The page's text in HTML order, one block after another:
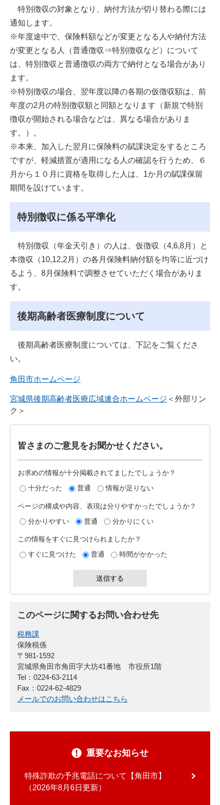
特別徴収の対象となり、納付方法が切り替わる際には
通知します。
※年度途中で、保険料額などが変更となる人や納付方法
が変更となる人（普通徴収⇒特別徴収など）について
は、特別徴収と普通徴収の両方で納付となる場合があり
ます。
※特別徴収の場合、翌年度以降の各期の仮徴収額は、前
年度の2月の特別徴収額と同額となります（新規で特別
徴収が開始される場合などは、異なる場合がありま
す。）。
※本来、加入した翌月に保険料の賦課決定をするところ
ですが、軽減措置が適用になる人の確認を行うため、６
月から１０月に資格を取得した人は、1か月の賦課保留
期間を設けています。
特別徴収に係る平準化
特別徴収（年金天引き）の人は、仮徴収（4,6,8月）と
本徴収（10,12,2月）の各月保険料納付額を均等に近づけ
るよう、8月保険料で調整させていただく場合がありま
す。
後期高齢者医療制度について
後期高齢者医療制度については、下記をご覧くださ
い。
角田市ホームページ
宮城県後期高齢者医療広域連合ホームページ ＜外部リン
ク＞
皆さまのご意見をお聞かせください。
お求めの情報が十分掲載されてましたでしょうか？
十分だった
普通 情報が足りない
ページの構成や内容、表現は分りやすかったでしょうか？
分かりやすい
普通 分かりにくい
この情報をすぐに見つけられましたか？
すぐに見つけた
普通 時間がかかった
このページに関するお問い合わせ先
税務課
保険税係
〒981-1592
宮城県角田市角田字大坊41番地 市役所1階
Tel：0224-63-2114
Fax：0224-62-4829
メールでのお問い合わせはこちら
重要なお知らせ
特殊詐欺の予兆電話について【角田市】
2026年8月6日更新